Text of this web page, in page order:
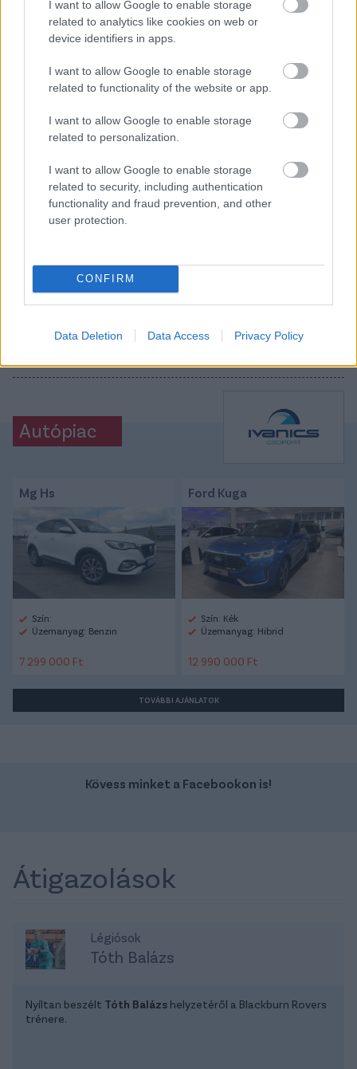
I want to allow Google to enable storage
related to analytics like cookies on web or
device identifiers in apps.
I want to allow Google to enable storage
related to functionality of the website or app.
I want to allow Google to enable storage
related to personalization.
I want to allow Google to enable storage
related to security, including authentication
functionality and fraud prevention, and other
user protection.
CONFIRM
Data Deletion Data Access Privacy Policy
NB I: Fiatal kapussal pótolja Pécsit a
Puskás Akadémia
A Csakfoci információi szerint a Puskás Akadémia
nagyon közel jár a Fehérvár kapusának
Elolvasom
Itt állíthatod be, hogy a Csakfoci az elsők
között legyen a Google-találatokban
Tetszett a cikk? Megosztanád?
Link másolása Email küldés
CÍMKÉK: #MAGYAR FOCI #NB I #NB II
#VASAS
Autópiac
Mg Hs
Szín:
Üzemanyag: Benzin
7 299 000 Ft
Ford Kuga
Szín: Kék
Üzemanyag: Hibrid
12 990 000 Ft
TOVÁBBI AJÁNLATOK
Kövess minket a Facebookon is!
Átigazolások
Légiósok
Tóth Balázs
Nyíltan beszélt Tóth Balázs helyzetéről a Blackburn Rovers
trénere.